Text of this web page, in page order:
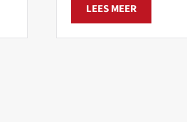
LEES MEER